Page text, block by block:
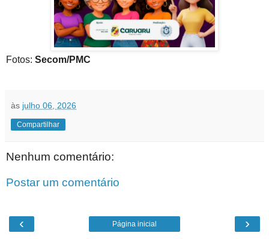
Fotos: Secom/PMC
às julho 06, 2026
Compartilhar
Nenhum comentário:
Postar um comentário
‹ ›
Página inicial